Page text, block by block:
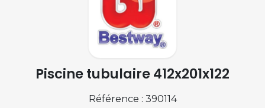
Piscine tubulaire 412x201x122
Référence : 390114